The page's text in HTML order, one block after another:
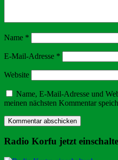
Name *
E-Mail-Adresse *
Website
Name, E-Mail-Adresse und
meinen nächsten Kommentar
Radio Korfu jetzt